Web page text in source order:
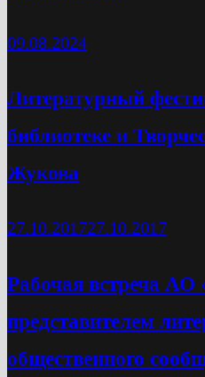
09.08.2024
Литературный
библиотеке и
Жукова
27.10.201727.10.2017
Рабочая встреча
представителем
общественного